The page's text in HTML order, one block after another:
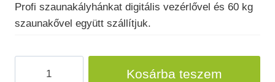
Profi szaunakályhánkat digitális vezérlővel és 60 kg
szaunakővel együtt szállítjuk.
Kosárba teszem